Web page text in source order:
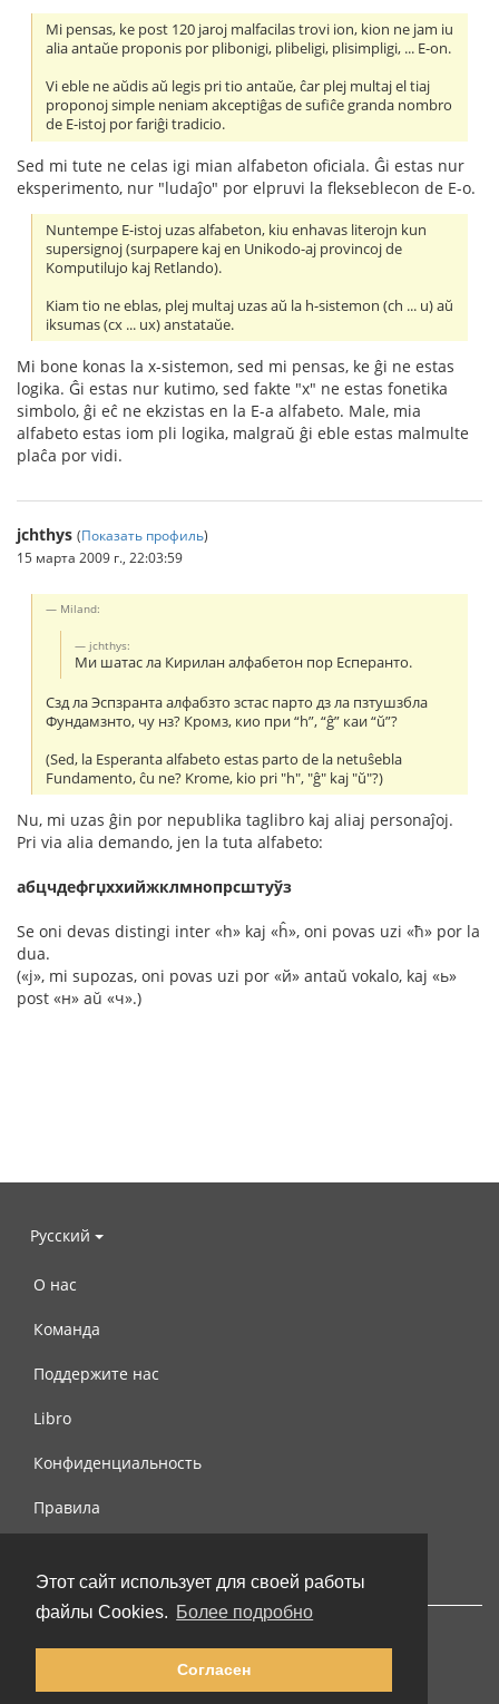
Этот сайт использует для своей работы
файлы Cookies. Более подробно
Согласен
Mi pensas, ke post 120 jaroj malfacilas trovi ion, kion ne jam iu
alia antaŭe proponis por plibonigi, plibeligi, plisimpligi, ... E-on.
Vi eble ne aŭdis aŭ legis pri tio antaŭe, ĉar plej multaj el tiaj
proponoj simple neniam akceptiĝas de sufiĉe granda nombro
de E-istoj por fariĝi tradicio.
Sed mi tute ne celas igi mian alfabeton oficiala. Ĝi estas nur
eksperimento, nur "ludaĵo" por elpruvi la flekseblecon de E-o.
Nuntempe E-istoj uzas alfabeton, kiu enhavas literojn kun
supersignoj (surpapere kaj en Unikodo-aj provincoj de
Komputilujo kaj Retlando).
Kiam tio ne eblas, plej multaj uzas aŭ la h-sistemon (ch ... u) aŭ
iksumas (cx ... ux) anstataŭe.
Mi bone konas la x-sistemon, sed mi pensas, ke ĝi ne estas
logika. Ĝi estas nur kutimo, sed fakte "x" ne estas fonetika
simbolo, ĝi eĉ ne ekzistas en la E-a alfabeto. Male, mia
alfabeto estas iom pli logika, malgraŭ ĝi eble estas malmulte
plaĉa por vidi.
jchthys (Показать профиль)
15 марта 2009 г., 22:03:59
Miland:
jchthys:
Ми шатас ла Кирилан алфабетон пор Есперанто.
Сзд ла Эспзранта алфабзто зстас парто дз ла пзтушзбла
Фундамзнто, чу нз? Кромз, кио при “h”, “ĝ” каи “ŭ”?
(Sed, la Esperanta alfabeto estas parto de la netuŝebla
Fundamento, ĉu ne? Krome, kio pri "h", "ĝ" kaj "ŭ"?)
Nu, mi uzas ĝin por nepublika taglibro kaj aliaj personaĵoj.
Pri via alia demando, jen la tuta alfabeto:
абцчдефгџххийжклмнопрсштуўз
Se oni devas distingi inter «h» kaj «ĥ», oni povas uzi «ћ» por la
dua.
(«ј», mi supozas, oni povas uzi por «й» antaŭ vokalo, kaj «ь»
post «н» aŭ «ч».)
Русский
О нас
Команда
Поддержите нас
Libro
Конфиденциальность
Правила
© 2002-2026 lernu.net |Impressum